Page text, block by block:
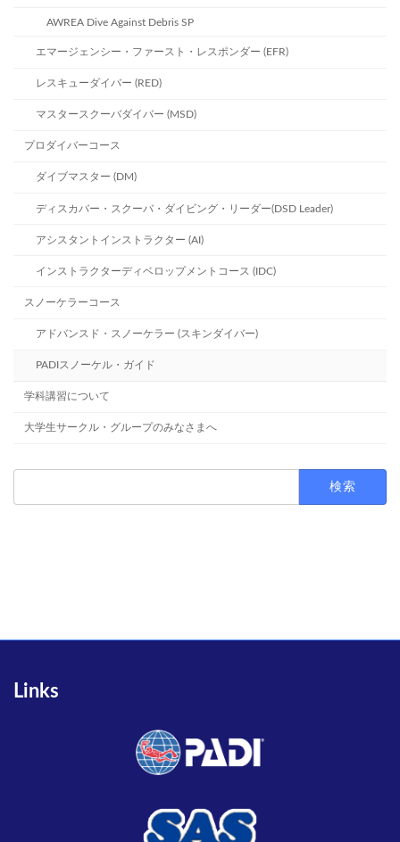
AWREA Dive Against Debris SP
エマージェンシー・ファースト・レスポンダー (EFR)
レスキューダイバー (RED)
マスタースクーバダイバー (MSD)
プロダイバーコース
ダイブマスター (DM)
ディスカバー・スクーバ・ダイビング・リーダー(DSD Leader)
アシスタントインストラクター (AI)
インストラクターディベロップメントコース (IDC)
スノーケラーコース
アドバンスド・スノーケラー (スキンダイバー)
PADIスノーケル・ガイド
学科講習について
大学生サークル・グループのみなさまへ
Links